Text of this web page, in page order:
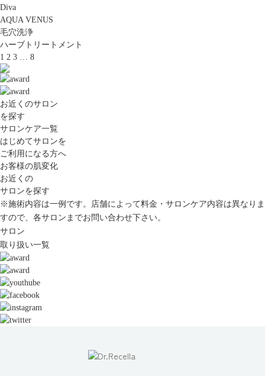
Diva
AQUA VENUS
毛穴洗浄
ハーブトリートメント
1 2 3 … 8
お近くのサロン
を探す
サロンケア一覧
はじめてサロンを
ご利用になる方へ
お客様の肌変化
お近くの
サロンを探す
※施術内容は一例です。店舗によって料金・サロンケア内容は異なりま
すので、各サロンまでお問い合わせ下さい。
サロン
取り扱い一覧